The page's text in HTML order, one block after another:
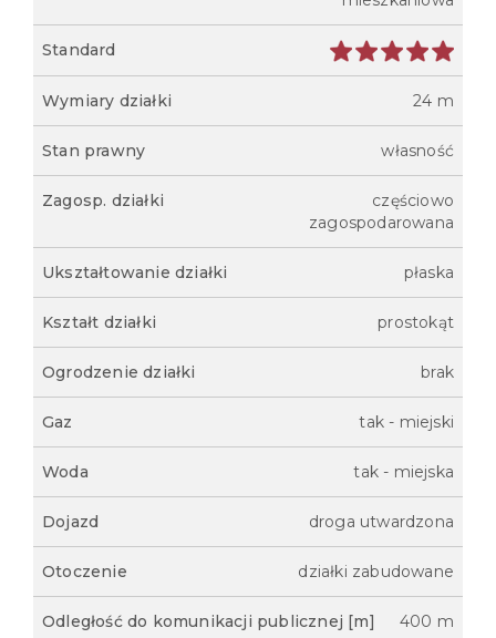
Standard
Wymiary działki 24 m
Stan prawny własność
Zagosp. działki
częściowo
zagospodarowana
Ukształtowanie działki płaska
Kształt działki prostokąt
Ogrodzenie działki brak
Gaz tak - miejski
Woda tak - miejska
Dojazd droga utwardzona
Otoczenie działki zabudowane
Odległość do komunikacji publicznej [m] 400 m